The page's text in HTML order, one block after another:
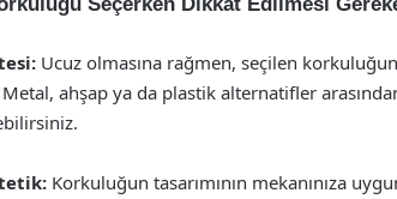
Ucuz olmasına rağmen, seçilen
ahşap ya da plastik alternatifler
Korkuluğun tasarımının mekanınıza